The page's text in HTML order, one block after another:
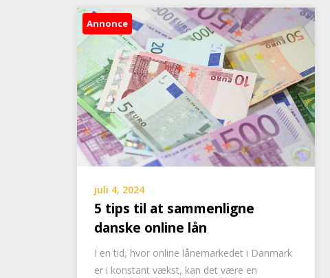
Annonce
juli 4, 2024
5 tips til at sammenligne
danske online lån
I en tid, hvor online lånemarkedet i Danmark
er i konstant vækst, kan det være en